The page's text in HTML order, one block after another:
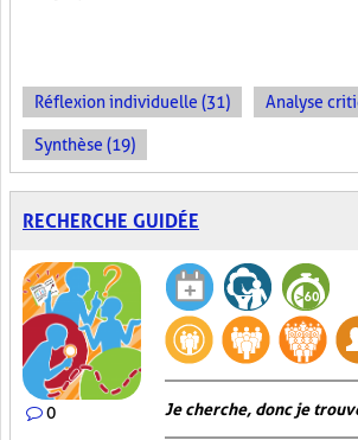
Réflexion individuelle (31) Analyse
Synthèse (19)
RECHERCHE GUIDÉE
0 Je cherche, donc je